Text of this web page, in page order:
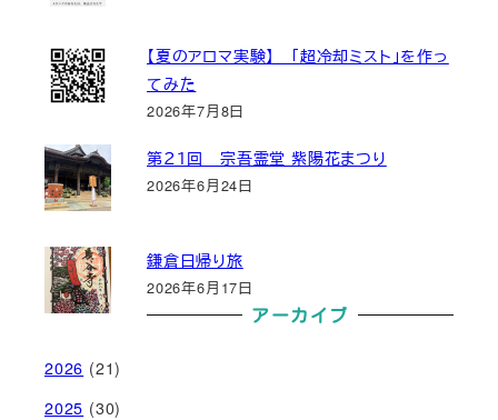
【夏のアロマ実験】 「超冷却ミスト」を作っ
てみた
2026年7月8日
第２１回 宗吾霊堂 紫陽花まつり
2026年6月24日
鎌倉日帰り旅
2026年6月17日
アーカイブ
2026 (21)
2025 (30)